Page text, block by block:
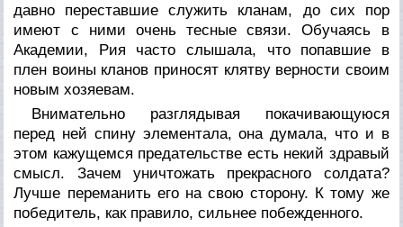
давно переставшие служить кланам, до сих пор
имеют с ними очень тесные связи. Обучаясь в
Академии, Рия часто слышала, что попавшие в
плен воины кланов приносят клятву верности своим
новым хозяевам.
Внимательно разглядывая покачивающуюся
перед ней спину элементала, она думала, что и в
этом кажущемся предательстве есть некий здравый
смысл. Зачем уничтожать прекрасного солдата?
Лучше переманить его на свою сторону. К тому же
победитель, как правило, сильнее побежденного.